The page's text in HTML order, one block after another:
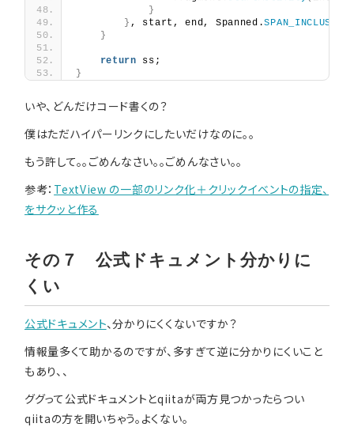
}
} , start, end, Spanned.
}
return ss;
}
いや、どんだけコード書くの？
僕はただハイパーリンクにしたいだけなのに。。
もう許して。。ごめんなさい。。ごめんなさい。。
参考： TextView の一部のリンク化＋クリックイベントの指定、
をサクッと作る
その７ 公式ドキュメント分かりに
くい
公式ドキュメント、分かりにくくないですか？
情報量多くて助かるのですが、多すぎて逆に分かりにくいこと
もあり、、
ググって公式ドキュメントとqiitaが両方見つかったらつい
qiitaの方を開いちゃう。よくない。